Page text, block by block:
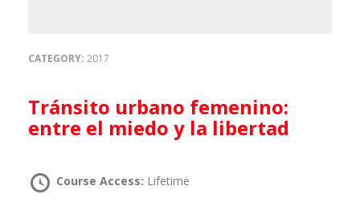
CATEGORY: 2017
Tránsito urbano femenino:
entre el miedo y la libertad
Course Access: Lifetime